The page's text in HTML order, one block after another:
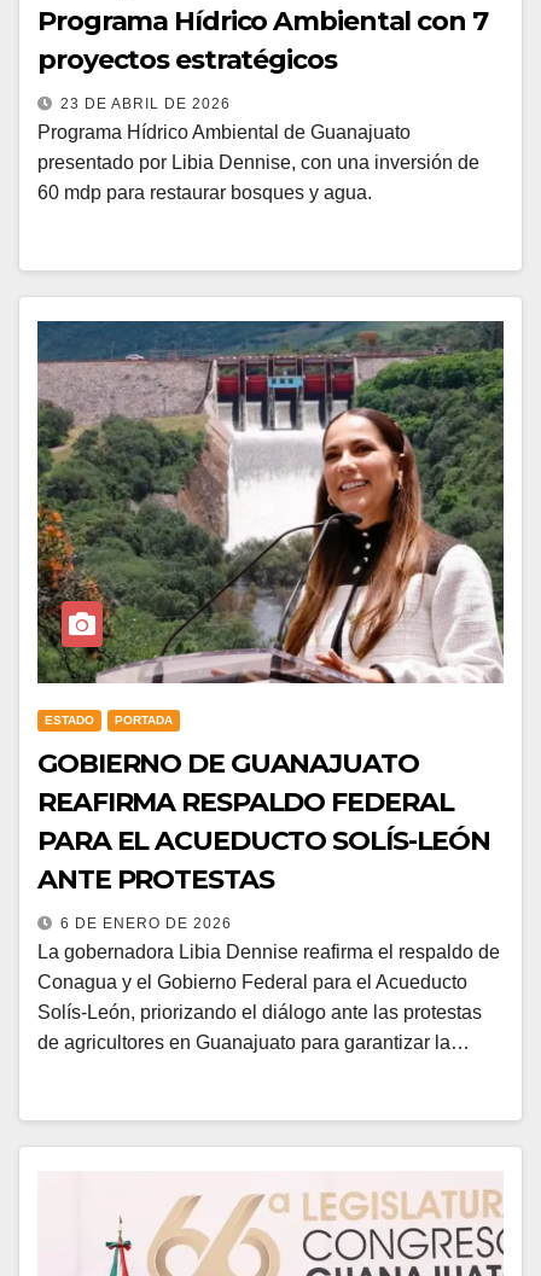
Programa Hídrico Ambiental con 7
proyectos estratégicos
23 DE ABRIL DE 2026
Programa Hídrico Ambiental de Guanajuato
presentado por Libia Dennise, con una inversión de
60 mdp para restaurar bosques y agua.
ESTADO PORTADA
GOBIERNO DE GUANAJUATO
REAFIRMA RESPALDO FEDERAL
PARA EL ACUEDUCTO SOLÍS-LEÓN
ANTE PROTESTAS
6 DE ENERO DE 2026
La gobernadora Libia Dennise reafirma el respaldo de
Conagua y el Gobierno Federal para el Acueducto
Solís-León, priorizando el diálogo ante las protestas
de agricultores en Guanajuato para garantizar la…